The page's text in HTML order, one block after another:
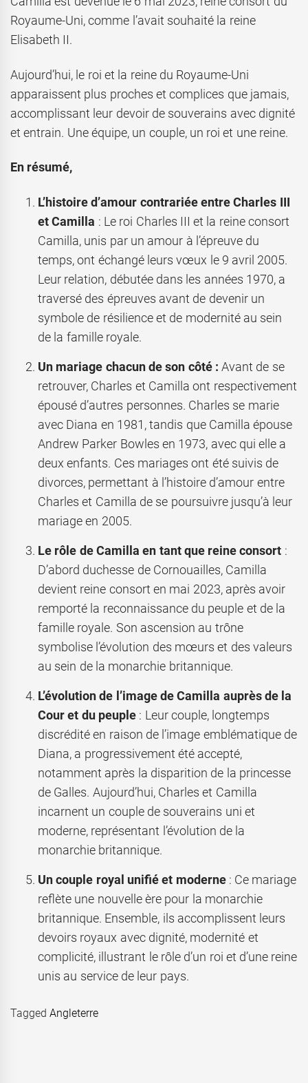
Royaume-Uni, comme l’avait souhaité la reine
Elisabeth II.
Aujourd’hui, le roi et la reine du Royaume-Uni
apparaissent plus proches et complices que jamais,
accomplissant leur devoir de souverains avec dignité
et entrain. Une équipe, un couple, un roi et une reine.
En résumé,
L’histoire d’amour contrariée entre Charles III
et Camilla : Le roi Charles III et la reine consort
Camilla, unis par un amour à l’épreuve du
temps, ont échangé leurs vœux le 9 avril 2005.
Leur relation, débutée dans les années 1970, a
traversé des épreuves avant de devenir un
symbole de résilience et de modernité au sein
de la famille royale.
Un mariage chacun de son côté :Avant de se
retrouver, Charles et Camilla ont respectivement
épousé d’autres personnes. Charles se marie
avec Diana en 1981, tandis que Camilla épouse
Andrew Parker Bowles en 1973, avec qui elle a
deux enfants. Ces mariages ont été suivis de
divorces, permettant à l’histoire d’amour entre
Charles et Camilla de se poursuivre jusqu’à leur
mariage en 2005.
Le rôle de Camilla en tant que reine consort :
D’abord duchesse de Cornouailles, Camilla
devient reine consort en mai 2023, après avoir
remporté la reconnaissance du peuple et de la
famille royale. Son ascension au trône
symbolise l’évolution des mœurs et des valeurs
au sein de la monarchie britannique.
L’évolution de l’image de Camilla auprès de la
Cour et du peuple: Leur couple, longtemps
discrédité en raison de l’image emblématique de
Diana, a progressivement été accepté,
notamment après la disparition de la princesse
de Galles. Aujourd’hui, Charles et Camilla
incarnent un couple de souverains uni et
moderne, représentant l’évolution de la
monarchie britannique.
Un couple royal unifié et moderne: Ce mariage
reflète une nouvelle ère pour la monarchie
britannique. Ensemble, ils accomplissent leurs
devoirs royaux avec dignité, modernité et
complicité, illustrant le rôle d’un roi et d’une reine
unis au service de leur pays.
TaggedAngleterre